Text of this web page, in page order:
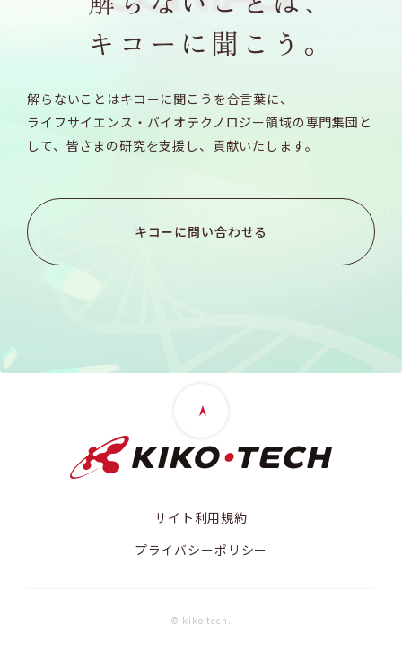
解らないことはキコーに聞こうを合言葉に、
ライフサイエンス・バイオテクノロジー領域の専門集団と
して、 皆さまの研究を支援し、貢献いたします。
キコーに問い合わせる
サイト利用規約
プライバシーポリシー
© kiko-tech.